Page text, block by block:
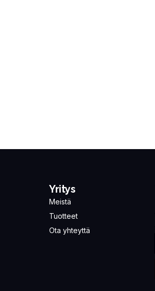
Yritys
Meistä
Tuotteet
Ota yhteyttä